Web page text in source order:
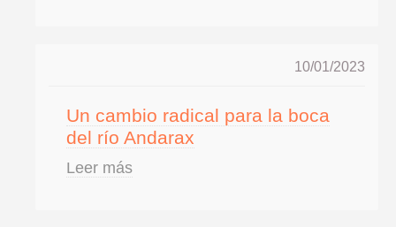
10/01/2023
Un cambio radical para la boca
del río Andarax
Leer más